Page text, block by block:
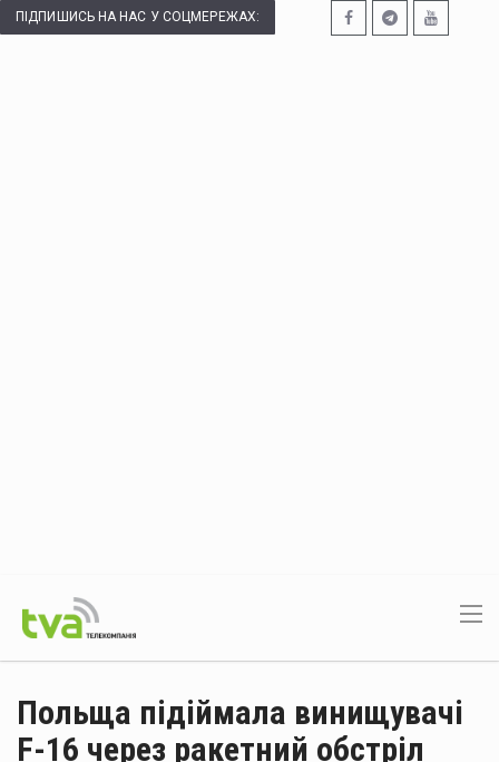
ПІДПИШИСЬ НА НАС У СОЦМЕРЕЖАХ:
Польща підіймала винищувачі
F-16 через ракетний обстріл